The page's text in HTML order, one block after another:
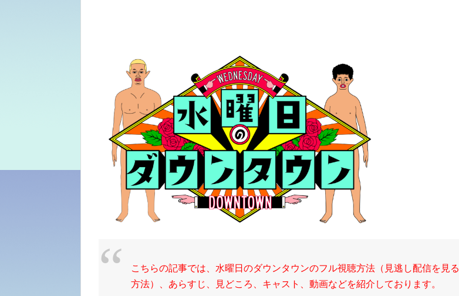
こちらの記事では、水曜日のダウンタウンのフル視聴方法（見逃し配信を見る
方法）、あらすじ、見どころ、キャスト、動画などを紹介しております。